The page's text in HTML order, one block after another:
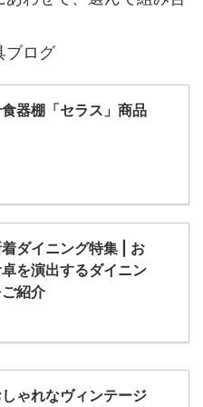
ブログ
器棚「セラス」商品
着ダイニング特集 | お
を演出するダイニン
紹介
しゃれなヴィンテージ